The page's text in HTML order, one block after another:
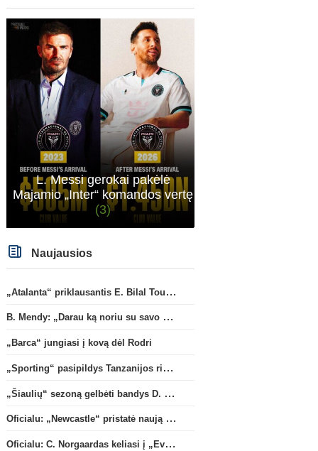
L. Messi gerokai pakėlė
Majamio „Inter“ komandos vertę
(3)
Naujausios
„Atalanta“ priklausantis E. Bilal Toure karjerą tęs „Parma“ gretose
B. Mendy: „Darau ką noriu su savo pasaulio čempionato titulu“
„Barca“ jungiasi į kovą dėl Rodri
„Sporting“ pasipildys Tanzanijos rinktinės krašto saugu
„Šiaulių“ sezoną gelbėti bandys D. Lastauskas
Oficialu: „Newcastle“ pristatė naują strategą
Oficialu: C. Norgaardas keliasi į „Everton“